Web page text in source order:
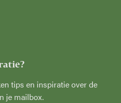
tips en inspiratie over de
je mailbox.